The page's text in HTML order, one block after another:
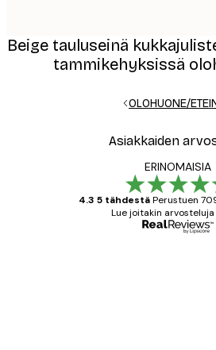
Beige tauluseinä
tammikehyksissä
OLOHUONE/
Asiakkaiden
ERINOMAISIA
4.3 5 tähdestäPerustuen
Lue joitakin